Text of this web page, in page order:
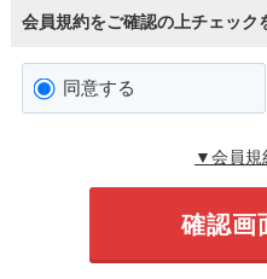
会員規約をご確認の上チェック
同意する
▼会員規